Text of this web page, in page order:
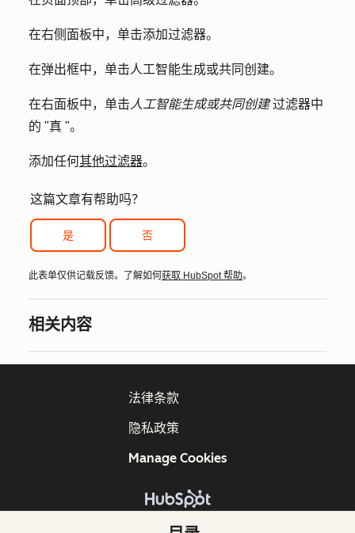
在右侧面板中，单击添加过滤器。
在弹出框中，单击人工智能生成或共同创建。
在右面板中，单击 人工智能生成或共同创建过滤器中
的 "真 "。
添加任何其他过滤器。
这篇文章有帮助吗？
是 否
此表单仅供记载反馈。了解如何 获取 HubSpot 帮助。
相关内容
版权所有 © 2026 HubSpot, Inc.
法律条款
隐私政策
Manage Cookies